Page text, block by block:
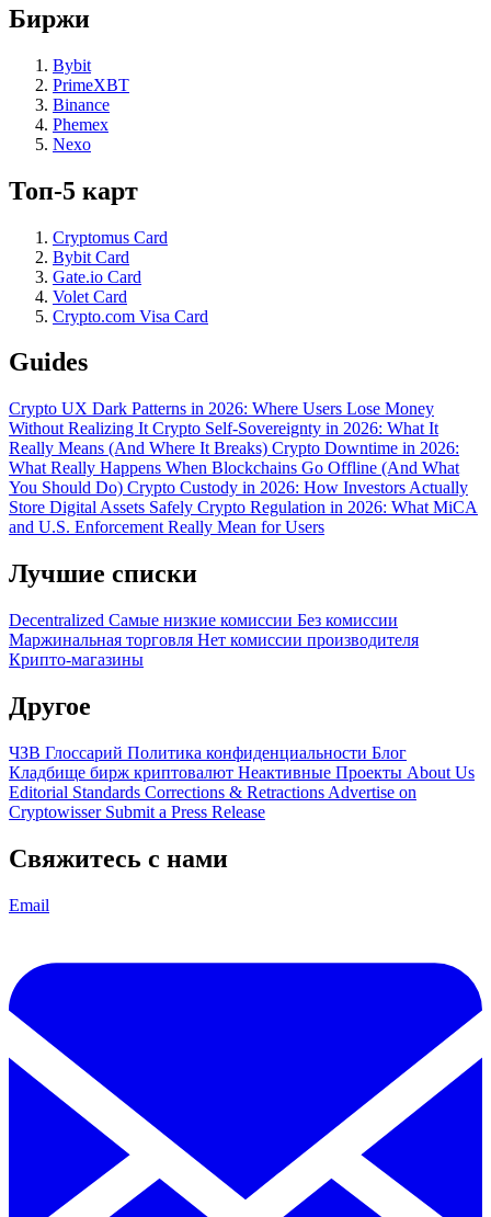
Биржи
Bybit
PrimeXBT
Binance
Phemex
Nexo
Топ-5 карт
Cryptomus Card
Bybit Card
Gate.io Card
Volet Card
Crypto.com Visa Card
Guides
Crypto UX Dark Patterns in 2026: Where Users Lose Money
Without Realizing It Crypto Self-Sovereignty in 2026: What It
Really Means (And Where It Breaks) Crypto Downtime in 2026:
What Really Happens When Blockchains Go Offline (And What
You Should Do) Crypto Custody in 2026: How Investors Actually
Store Digital Assets Safely Crypto Regulation in 2026: What MiCA
and U.S. Enforcement Really Mean for Users
Лучшие списки
Decentralized Самые низкие комиссии Без комиссии
Маржинальная торговля Нет комиссии производителя
Крипто-магазины
Другое
ЧЗВ Глоссарий Политика конфиденциальности Блог
Кладбище бирж криптовалют Неактивные Проекты About Us
Editorial Standards Corrections & Retractions Advertise on
Cryptowisser Submit a Press Release
Свяжитесь с нами
Email